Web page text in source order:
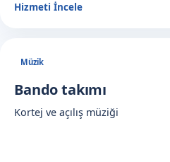
Hizmeti İncele
Müzik
Bando takımı
Kortej ve açılış müziği